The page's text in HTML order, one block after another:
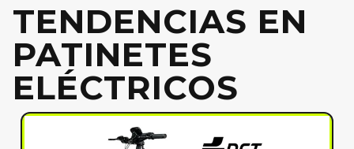
TENDENCIAS EN
PATINETES
ELÉCTRICOS